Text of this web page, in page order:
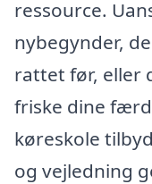
ressource.
nybegynder,
rattet før, eller
friske dine
køreskole
og vejledning